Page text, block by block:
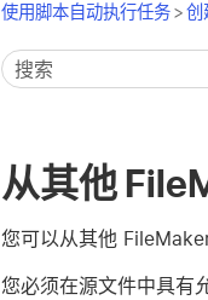
使用脚本自动执行任务>创
从其他
您可以从其他
您必须在源文件中具有